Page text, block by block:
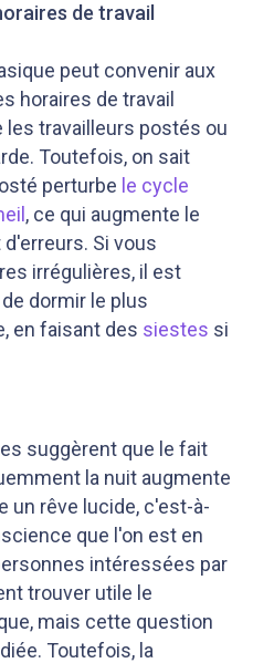
de travail
peut convenir aux
horaires de travail
les travailleurs postés ou
Toutefois, on sait
perturbe le cycle
, ce qui augmente le
d'erreurs. Si vous
irrégulières, il est
dormir le plus
en faisant des siestes si
suggèrent que le fait
la nuit augmente
un rêve lucide, c'est-à-
que l'on est en
intéressées par
trouver utile le
mais cette question
Toutefois, la